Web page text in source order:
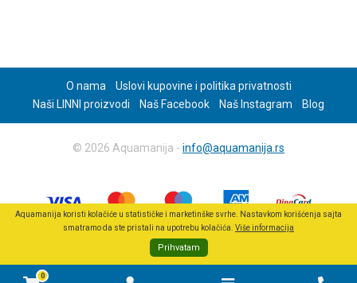
0
O nama
Uslovi kupovine i politika privatnosti
Naši LINNI proizvodi
Naš Facebook Naš Instagram Blog
© 2026 Aquamanija - info@aquamanija.rs
Aquamanija koristi kolačiće u statističke i marketinške svrhe. Nastavkom korišćenja sajta
smatramo da ste pristali na upotrebu kolačića. Više informacija
Prihvatam